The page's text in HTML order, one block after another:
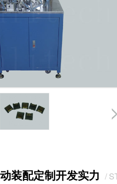
装配定制开发实力 /